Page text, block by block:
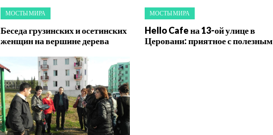
МОСТЫ МИРА
Беседа грузинских и осетинских
женщин на вершине дерева
МОСТЫ МИРА
Hello Cafe на 13-ой улице в
Церовани: приятное с полезным